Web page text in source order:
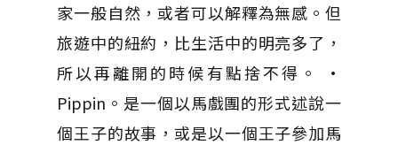
家一般自然，或者可以解釋為無感。但
旅遊中的紐約，比生活中的明亮多了，
所以再離開的時候有點捨不得。 •
Pippin。是一個以馬戲團的形式述說一
個王子的故事，或是以一個王子參加馬